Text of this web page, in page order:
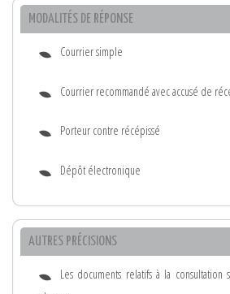
MODALITÉS DE RÉPONSE
Courrier simple
Courrier recommandé avec accusé de
Porteur contre récépissé
Dépôt électronique
AUTRES PRÉCISIONS
Les documents relatifs à la consultation